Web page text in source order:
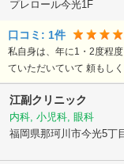
プレロール今光1F
口コミ: 1件
私自身は、年に1・2度程
ていただいていて 頼もし
江副クリニック
内科, 小児科, 眼科
福岡県那珂川市今光5丁